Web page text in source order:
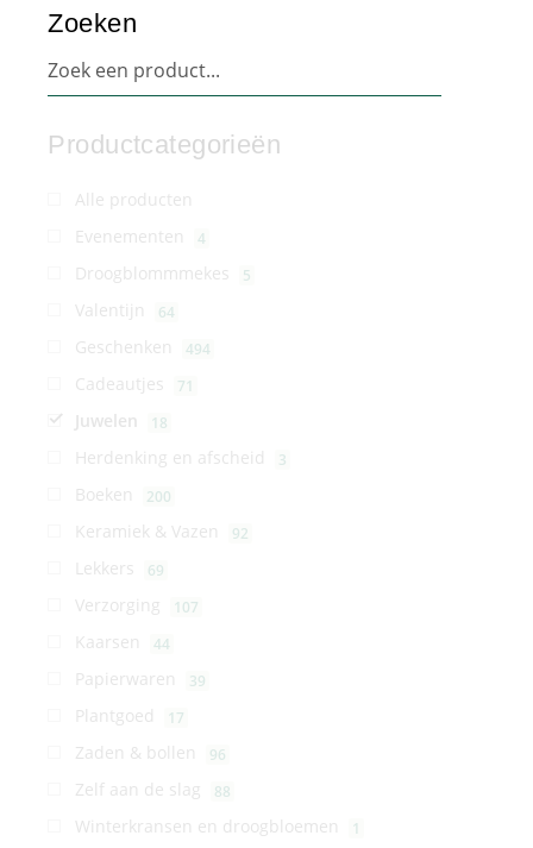
Zoeken
Productcategorieën
Alle producten
Evenementen
4
Droogblommmekes 5
Valentijn 64
Geschenken 494
Cadeautjes 71
Juwelen 18
Herdenking en afscheid 3
Boeken 200
Keramiek & Vazen 92
Lekkers 69
Verzorging 107
Kaarsen 44
Papierwaren 39
Plantgoed 17
Zaden & bollen 96
Zelf aan de slag 88
Winterkransen en droogbloemen 1